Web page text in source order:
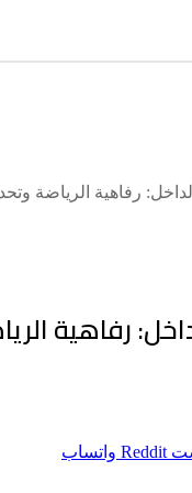
رفاهية الرياضة
رفاهية
واتساب